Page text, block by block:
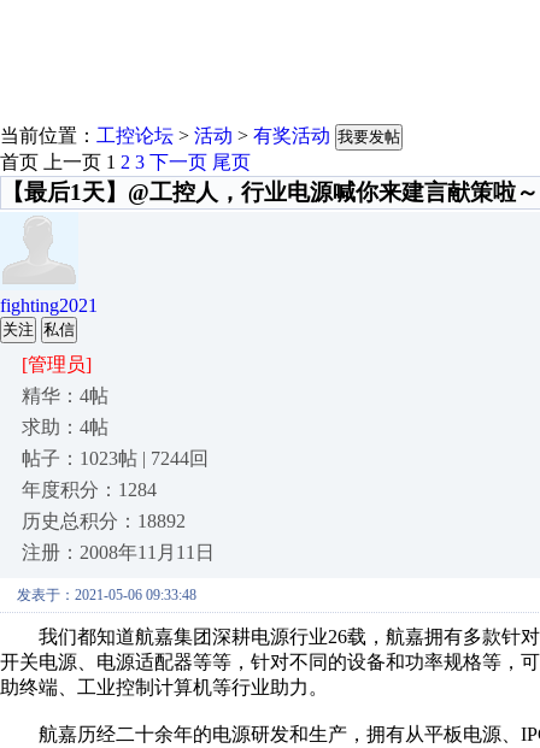
当前位置： 工控论坛 > 活动 > 有奖活动 我要发帖
首页 上一页 1 2 3 下一页 尾页
【最后1天】@工控人，行业电源喊你来建言献策啦～
fighting2021
关注 私信
[管理员]
精华：4帖
求助：4帖
帖子：1023帖 | 7244回
年度积分：1284
历史总积分：18892
注册：2008年11月11日
发表于：2021-05-06 09:33:48
我们都知道航嘉集团深耕电源行业26载，航嘉拥有多款针
开关电源、电源适配器等等，针对不同的设备和功率规格等，
助终端、工业控制计算机等行业助力。
航嘉历经二十余年的电源研发和生产，拥有从平板电源、